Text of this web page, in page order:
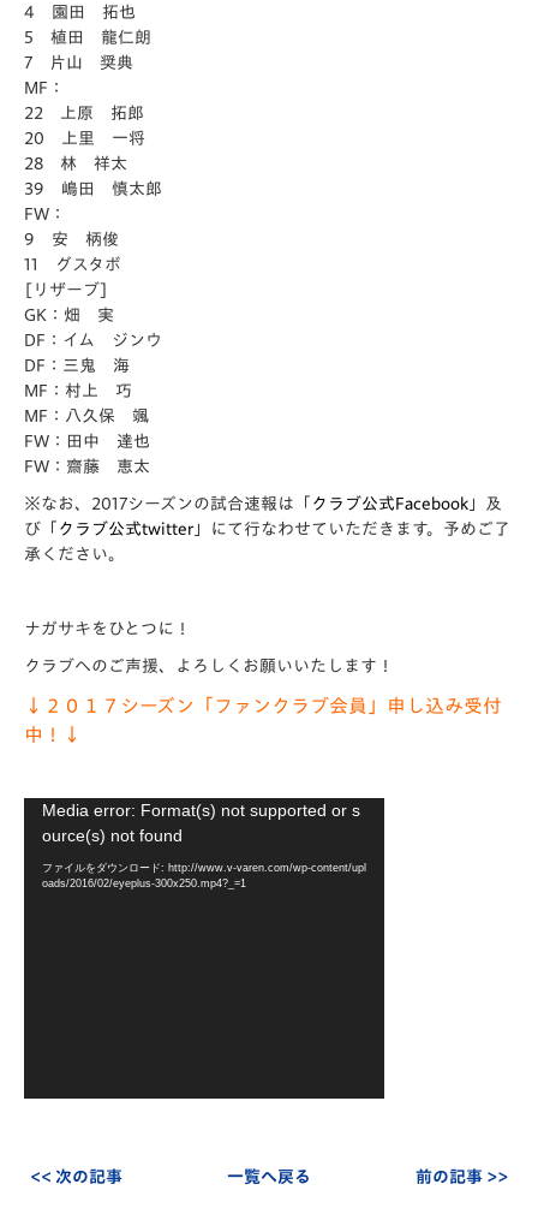
4 園田 拓也
5 植田 龍仁朗
7 片山 奨典
MF：
22 上原 拓郎
20 上里 一将
28 林 祥太
39 嶋田 慎太郎
FW：
9 安 柄俊
11 グスタボ
[リザーブ]
GK：畑 実
DF：イム ジンウ
DF：三鬼 海
MF：村上 巧
MF：八久保 颯
FW：田中 達也
FW：齋藤 恵太
※なお、2017シーズンの試合速報は「 クラブ公式Facebook 」及
び「 クラブ公式twitter」にて行なわせていただきます。予めご了
承ください。
ナガサキをひとつに！
クラブへのご声援、よろしくお願いいたします！
↓２０１７シーズン「ファンクラブ会員」申し込み受付
中！↓
Media error: Format(s) not supported or s
ource(s) not found
ファイルをダウンロード: http://www.v-varen.com/wp-content/upl
oads/2016/02/eyeplus-300x250.mp4?_=1
<< 次の記事 一覧へ戻る 前の記事 >>